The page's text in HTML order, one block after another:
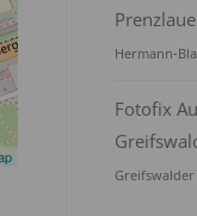
Hermann-
Fotofix
Greifswalder